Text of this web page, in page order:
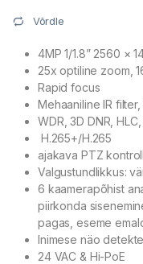
Võrdle
4MP 1/1.8” 2560 ×
25x optiline zoom,
Rapid focus
Mehaaniline IR filter,
WDR, 3D DNR,
H.265+/H.265
ajakava PTZ kontroll
Valgustundlikkus:
6 kaamerapõhist
piirkonda
pagas, eseme
Inimese näo
24 VAC & Hi-PoE